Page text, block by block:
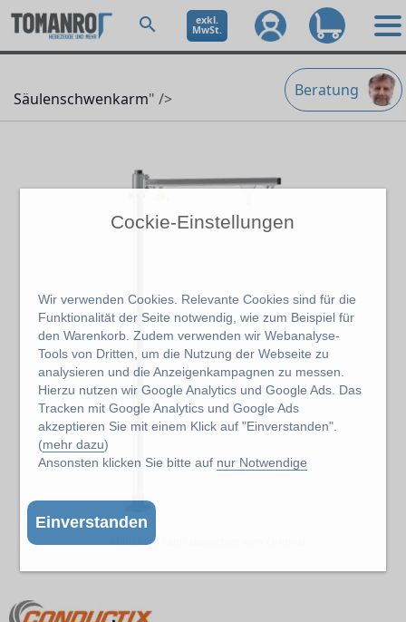
Cockie-Einstellungen
Wir verwenden Cookies. Relevante Cookies sind für die
Funktionalität der Seite notwendig, wie zum Beispiel für
den Warenkorb. Zudem verwenden wir Webanalyse-
Tools von Dritten, um die Nutzung der Webseite zu
analysieren und die Anzeigenkampagnen zu messen.
Hierzu nutzen wir Google Analytics und Google Ads. Das
Tracken mit Google Analytics und Google Ads
akzeptieren Sie mit einem Klick auf "Einverstanden".
(mehr dazu)
Ansonsten klicken Sie bitte auf nur Notwendige
Einverstanden
exkl.
MwSt.
Beratung
Säulenschwenkarm" />
Abbildung kann abweichen vom Original